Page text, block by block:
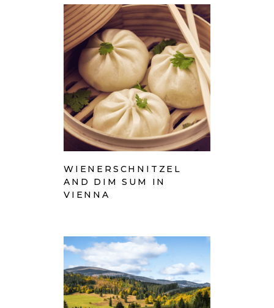
WIENERSCHNITZEL
AND DIM SUM IN
VIENNA